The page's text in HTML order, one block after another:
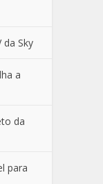
da Sky
a
da
para